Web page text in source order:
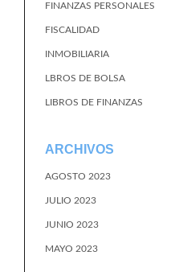
FINANZAS PERSONALES
FISCALIDAD
INMOBILIARIA
LBROS DE BOLSA
LIBROS DE FINANZAS
ARCHIVOS
AGOSTO 2023
JULIO 2023
JUNIO 2023
MAYO 2023